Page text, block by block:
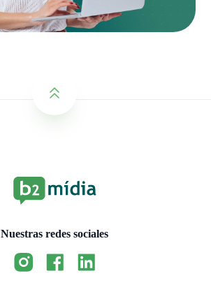
Nuestras redes sociales